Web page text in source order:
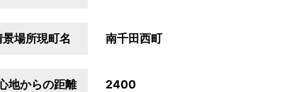
景場所現町名 南千田西町
地からの距離 2400